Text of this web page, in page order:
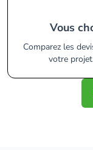
Vous
Comparez les
votre